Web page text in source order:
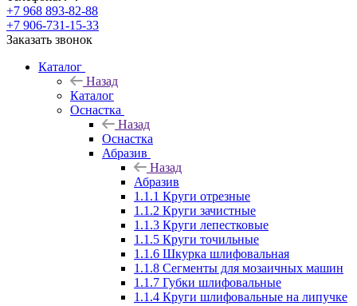
+7 968 893-82-88
+7 906-731-15-33
Заказать звонок
Каталог
Назад
Каталог
Оснастка
Назад
Оснастка
Абразив
Назад
Абразив
1.1.1 Круги отрезные
1.1.2 Круги зачистные
1.1.3 Круги лепестковые
1.1.5 Круги точильные
1.1.6 Шкурка шлифовальная
1.1.8 Сегменты для мозаичных машин
1.1.7 Губки шлифовальные
1.1.4 Круги шлифовальные на липучке